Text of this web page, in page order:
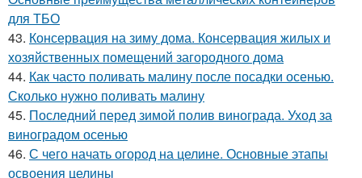
для ТБО
43. Консервация на зиму дома. Консервация жилых и
хозяйственных помещений загородного дома
44. Как часто поливать малину после посадки осенью.
Сколько нужно поливать малину
45. Последний перед зимой полив винограда. Уход за
виноградом осенью
46. С чего начать огород на целине. Основные этапы
освоения целины